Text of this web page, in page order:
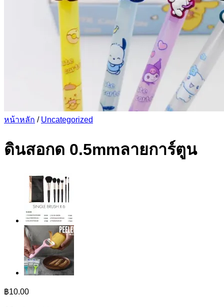
หน้าหลัก / Uncategorized
ดินสอกด 0.5mmลายการ์ตูน
฿10.00